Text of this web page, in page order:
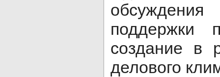
поддержки
создание в
делового